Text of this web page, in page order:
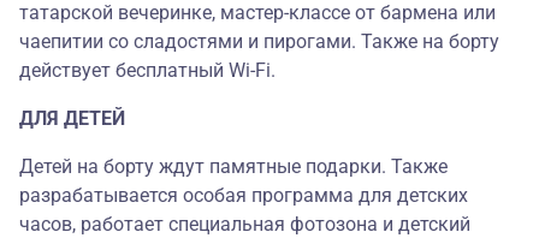
татарской вечеринке, мастер-классе от бармена или
чаепитии со сладостями и пирогами. Также на борту
действует бесплатный Wi-Fi.
ДЛЯ ДЕТЕЙ
Детей на борту ждут памятные подарки. Также
разрабатывается особая программа для детских
часов, работает специальная фотозона и детский